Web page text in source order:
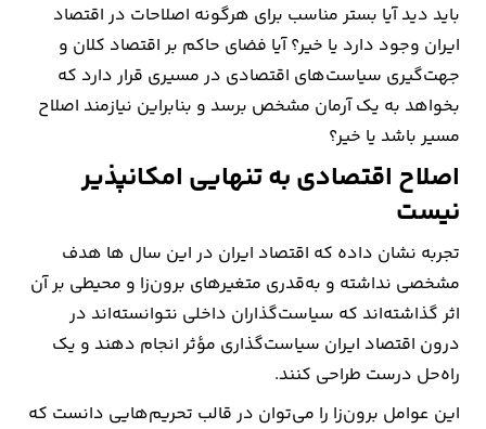
باید دید آیا بستر مناسب برای هرگونه اصلاحات در اقتصاد
ایران وجود دارد یا خیر؟ آیا فضای حاکم بر اقتصاد کلان و
جهت‌گیری سیاست‌های اقتصادی در مسیری قرار دارد که
بخواهد به یک آرمان مشخص برسد و بنابراین نیازمند اصلاح
مسیر باشد یا خیر؟
اصلاح اقتصادی به تنهایی امکانپذیر
نیست
تجربه نشان داده که اقتصاد ایران در این سال ها هدف
مشخصی نداشته و به‌قدری متغیرهای برون‌زا و محیطی بر آن
اثر گذاشته‌اند که سیاست‌گذاران داخلی نتوانسته‌اند در
درون اقتصاد ایران سیاست‌گذاری مؤثر انجام دهند و یک
راه‌حل درست طراحی کنند.
این عوامل برون‌زا را می‌توان در قالب تحریم‌هایی دانست که